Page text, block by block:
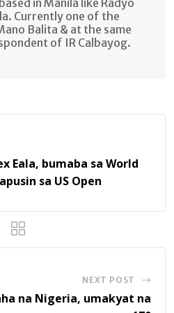
in Manila like Radyo
Currently one of the
Balita & at the same
of IR Calbayog.
Eala, bumaba sa World
sa US Open
NEXT POST
na Nigeria, umakyat na